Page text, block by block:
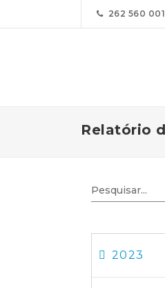
262 560 001
Relatório
2023